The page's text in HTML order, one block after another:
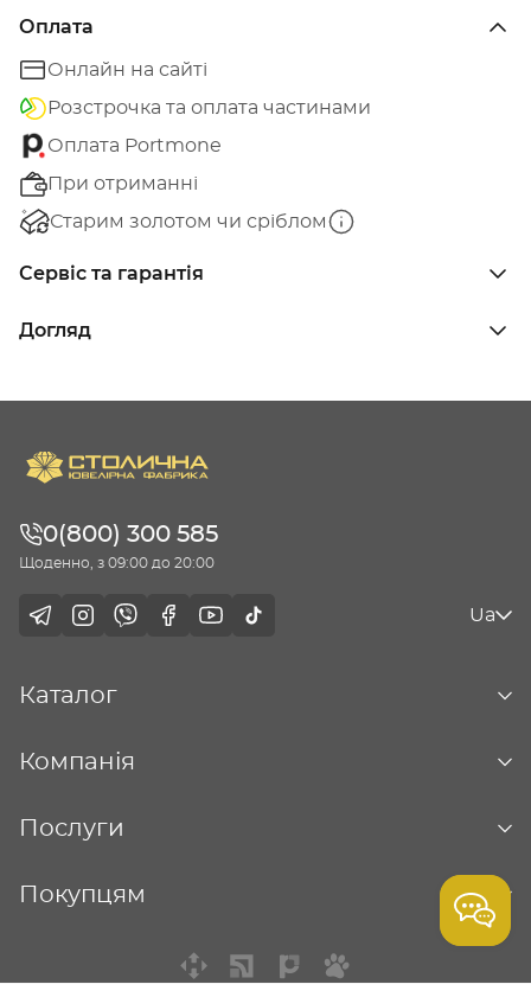
Оплата
Онлайн на сайті
Розстрочка та оплата частинами
Оплата Portmone
При отриманні
Старим золотом чи сріблом
Сервіс та гарантія
Догляд
0(800) 300 585
Щоденно, з 09:00 до 20:00
Ua
Каталог
Компанія
Послуги
Покупцям